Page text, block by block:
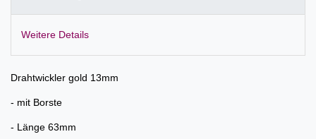
Weitere Details
Drahtwickler gold 13mm
- mit Borste
- Länge 63mm